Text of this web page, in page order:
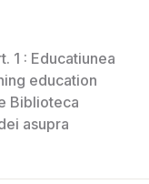
1 : Educatiunea
education
Biblioteca
asupra